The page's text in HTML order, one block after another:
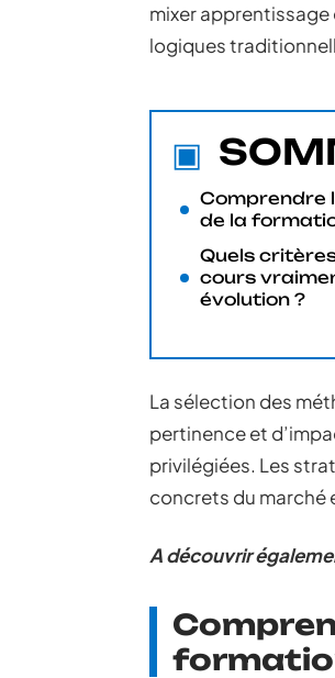
mixer
logiques
Comprendre
de la
Quels
cours
évolution ?
La sélection des
pertinence et
privilégiées. Les
concrets du marché
A découvrir